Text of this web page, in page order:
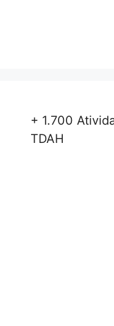
+ 1.700
TDAH